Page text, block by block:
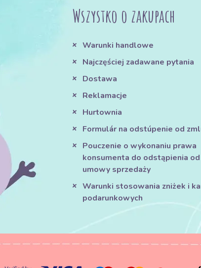
Wszystko o zakupach
Warunki handlowe
Najczęściej zadawane pytania
Dostawa
Reklamacje
Hurtownia
Formulár na odstúpenie od
Pouczenie o wykonaniu prawa
konsumenta do odstąpienia od
umowy sprzedaży
Warunki stosowania zniżek i
podarunkowych